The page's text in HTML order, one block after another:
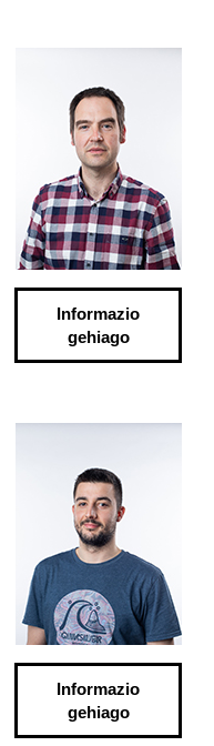
Informazio
gehiago
Informazio
gehiago